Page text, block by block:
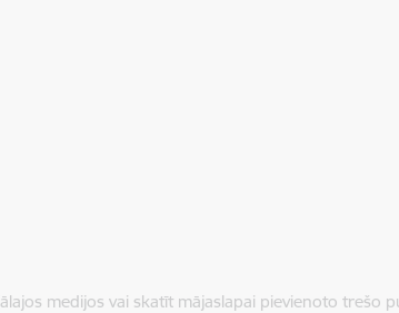
medijos vai skatīt mājaslapai pievienoto trešo